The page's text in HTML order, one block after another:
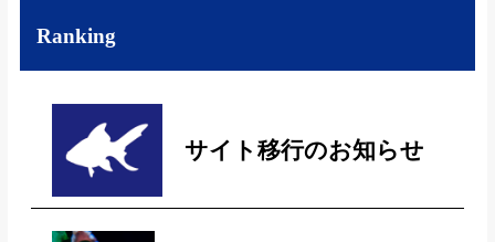
Ranking
サイト移行のお知らせ